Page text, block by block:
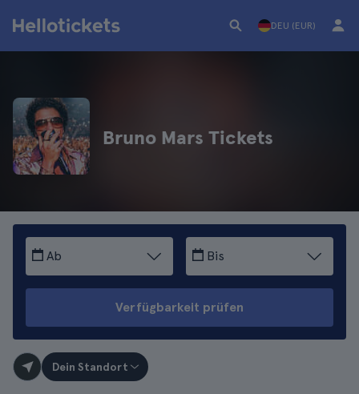
DEU (EUR)
Bruno Mars Tickets
Ab Bis
Verfügbarkeit prüfen
Dein Standort